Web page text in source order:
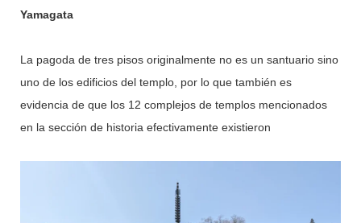
Yamagata
La pagoda de tres pisos originalmente no es un santuario sino
uno de los edificios del templo, por lo que también es
evidencia de que los 12 complejos de templos mencionados
en la sección de historia efectivamente existieron